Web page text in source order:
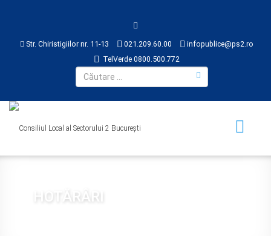
Str. Chiristigiilor nr. 11-13 021.209.60.00
infopublice@ps2.ro
TelVerde 0800.500.772
HOTĂRÂRI